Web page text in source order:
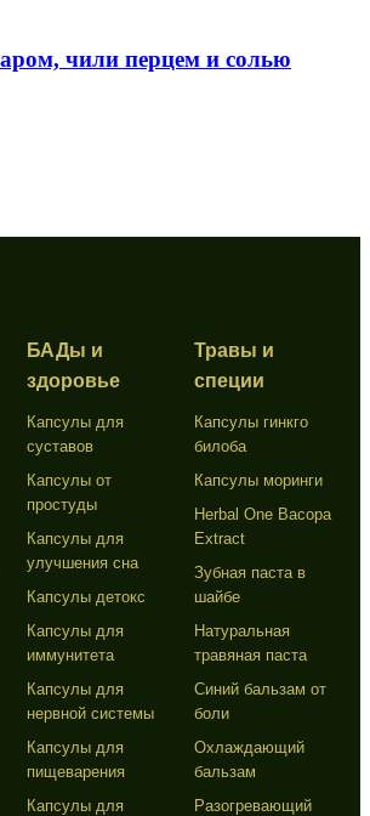
чили перцем и солью
БАДы и
здоровье
Капсулы для
суставов
Капсулы от
простуды
Капсулы для
улучшения сна
Капсулы детокс
Капсулы для
иммунитета
Капсулы для
нервной системы
Капсулы для
пищеварения
Капсулы для
Травы и
специи
Капсулы гинкго
билоба
Капсулы моринги
Herbal One Bacopa
Extract
Зубная паста в
шайбе
Натуральная
травяная паста
Синий бальзам от
боли
Охлаждающий
бальзам
Разогревающий